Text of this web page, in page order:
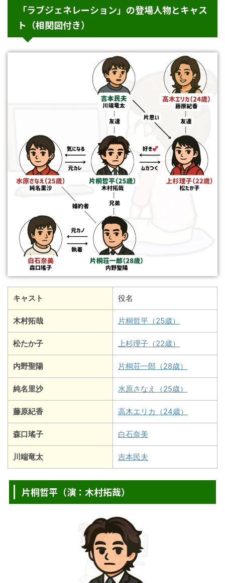
「ラブジェネレーション」の登場人物とキャス
ト（相関図付き）
キャスト 役名
木村拓哉 片桐哲平（25歳）
松たか子 上杉理子（22歳）
内野聖陽 片桐荘一郎（28歳）
純名里沙 水原さなえ（25歳）
藤原紀香 高木エリカ（24歳）
森口瑤子 白石奈美
川端竜太 吉本民夫
片桐哲平（演：木村拓哉）